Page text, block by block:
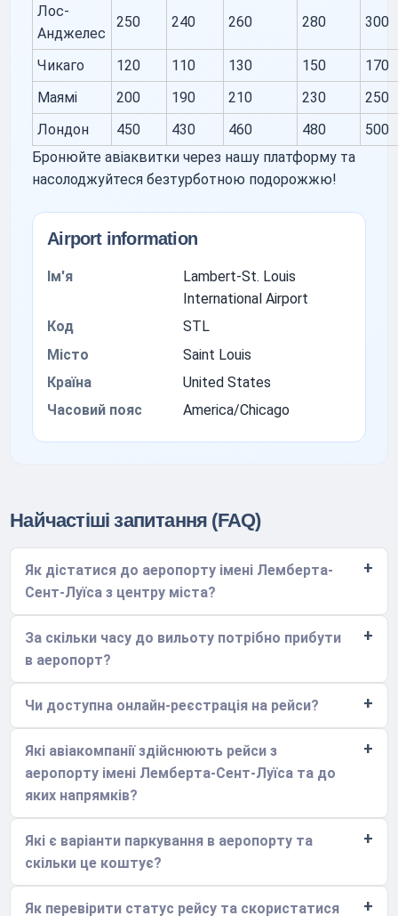
Лос-
Анджелес
250 240 260 280 300
Чикаго 120 110 130 150
170
Маямі
200 190 210 230
250
Лондон
450 430 460 480
500
Бронюйте авіаквитки через нашу платформу та
насолоджуйтеся безтурботною подорожжю!
Airport information
Ім'я
Lambert-St. Louis
International Airport
Код
STL
Місто
Saint Louis
Країна
United States
Часовий пояс
America/Chicago
Найчастіші запитання (FAQ)
Як дістатися до аеропорту імені Лемберта-
Сент-Луїса з центру міста?
За скільки часу до вильоту потрібно прибути
в аеропорт?
Чи доступна онлайн-реєстрація на рейси?
Які авіакомпанії здійснюють рейси з
аеропорту імені Лемберта-Сент-Луїса та до
яких напрямків?
Які є варіанти паркування в аеропорту та
скільки це коштує?
Як перевірити статус рейсу та скористатися